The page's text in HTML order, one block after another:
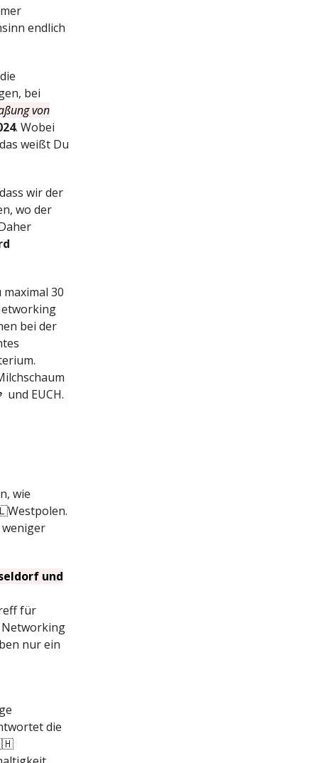
endlich
bei
von
. Wobei
weißt Du
wir der
wo der
30
bei der
EUCH.
wie
und
für
Networking
nur ein
die